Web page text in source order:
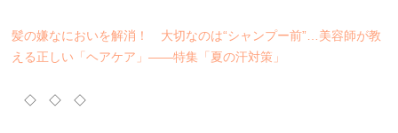
髪の嫌なにおいを解消！ 大切なのは“シャンプー前”…美容師が教
える正しい「ヘアケア」――特集「夏の汗対策」
◇ ◇ ◇